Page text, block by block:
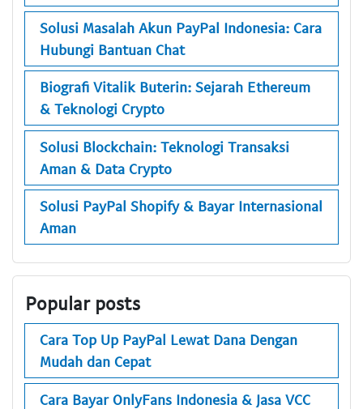
Solusi Masalah Akun PayPal Indonesia: Cara
Hubungi Bantuan Chat
Biografi Vitalik Buterin: Sejarah Ethereum
& Teknologi Crypto
Solusi Blockchain: Teknologi Transaksi
Aman & Data Crypto
Solusi PayPal Shopify & Bayar Internasional
Aman
Popular posts
Cara Top Up PayPal Lewat Dana Dengan
Mudah dan Cepat
Cara Bayar OnlyFans Indonesia & Jasa VCC